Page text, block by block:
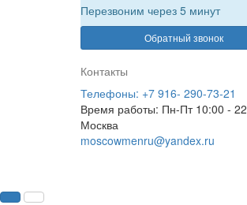
Полезные советы
Запрос звонка
Перезвоним через 5 минут
Обратный звонок
Контакты